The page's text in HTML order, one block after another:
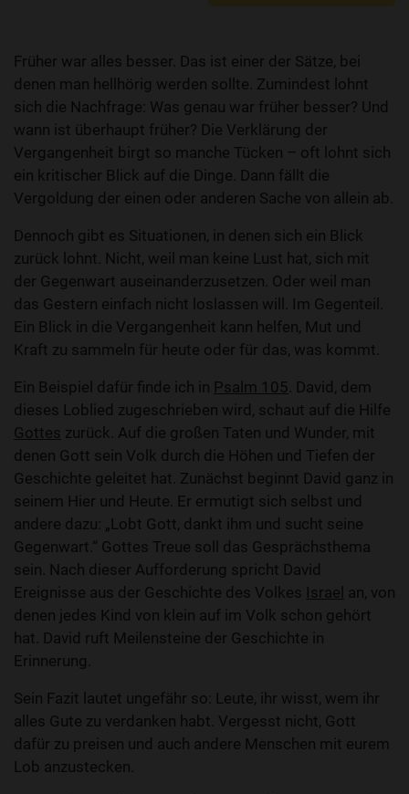
Früher war alles besser. Das ist einer der Sätze, bei
denen man hellhörig werden sollte. Zumindest lohnt
sich die Nachfrage: Was genau war früher besser? Und
wann ist überhaupt früher? Die Verklärung der
Vergangenheit birgt so manche Tücken – oft lohnt sich
ein kritischer Blick auf die Dinge. Dann fällt die
Vergoldung der einen oder anderen Sache von allein ab.
Dennoch gibt es Situationen, in denen sich ein Blick
zurück lohnt. Nicht, weil man keine Lust hat, sich mit
der Gegenwart auseinanderzusetzen. Oder weil man
das Gestern einfach nicht loslassen will. Im Gegenteil.
Ein Blick in die Vergangenheit kann helfen, Mut und
Kraft zu sammeln für heute oder für das, was kommt.
Ein Beispiel dafür finde ich in Psalm 105 . David, dem
dieses Loblied zugeschrieben wird, schaut auf die Hilfe
Gottes zurück. Auf die großen Taten und Wunder, mit
denen Gott sein Volk durch die Höhen und Tiefen der
Geschichte geleitet hat. Zunächst beginnt David ganz in
seinem Hier und Heute. Er ermutigt sich selbst und
andere dazu: „Lobt Gott, dankt ihm und sucht seine
Gegenwart.“ Gottes Treue soll das Gesprächsthema
sein. Nach dieser Aufforderung spricht David
Ereignisse aus der Geschichte des Volkes Israel an, von
denen jedes Kind von klein auf im Volk schon gehört
hat. David ruft Meilensteine der Geschichte in
Erinnerung.
Sein Fazit lautet ungefähr so: Leute, ihr wisst, wem ihr
alles Gute zu verdanken habt. Vergesst nicht, Gott
dafür zu preisen und auch andere Menschen mit eurem
Lob anzustecken.